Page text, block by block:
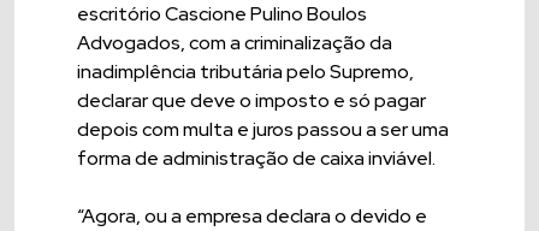
escritório Cascione Pulino Boulos
Advogados, com a criminalização da
inadimplência tributária pelo Supremo,
declarar que deve o imposto e só pagar
depois com multa e juros passou a ser uma
forma de administração de caixa inviável.
“Agora, ou a empresa declara o devido e